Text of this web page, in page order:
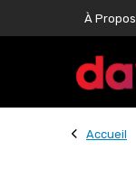
À Propos
Accueil